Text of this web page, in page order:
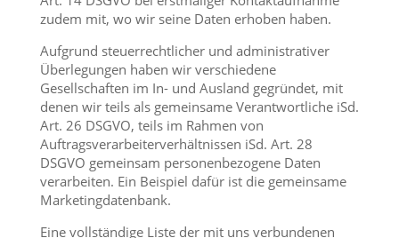
zudem mit, wo wir seine Daten erhoben haben.
Aufgrund steuerrechtlicher und administrativer
Überlegungen haben wir verschiedene
Gesellschaften im In- und Ausland gegründet, mit
denen wir teils als gemeinsame Verantwortliche iSd.
Art. 26 DSGVO, teils im Rahmen von
Auftragsverarbeiterverhältnissen iSd. Art. 28
DSGVO gemeinsam personenbezogene Daten
verarbeiten. Ein Beispiel dafür ist die gemeinsame
Marketingdatenbank.
Eine vollständige Liste der mit uns verbundenen